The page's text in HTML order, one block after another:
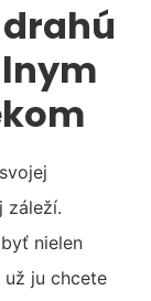
záleží.
nielen
už ju chcete